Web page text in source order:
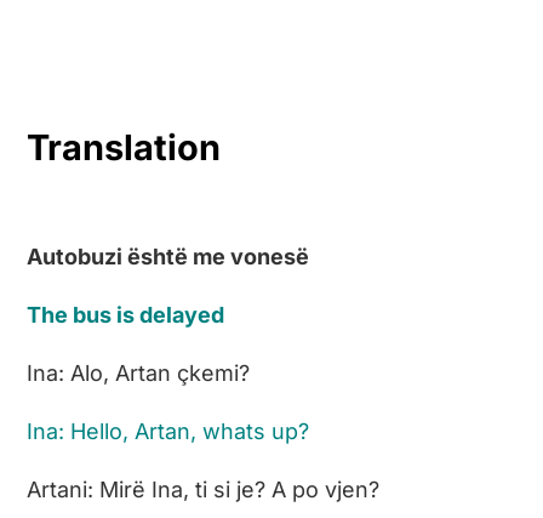
Translation
Autobuzi është me vonesë
The bus is delayed
Ina: Alo, Artan çkemi?
Ina: Hello, Artan, whats up?
Artani: Mirë Ina, ti si je? A po vjen?